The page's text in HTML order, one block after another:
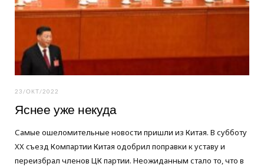
m
23/ОКТ/2022
Яснее уже некуда
Самые ошеломительные новости пришли из Китая. В субботу
XX съезд Компартии Китая одобрил поправки к уставу и
переизбрал членов ЦК партии. Неожиданным стало то, что в